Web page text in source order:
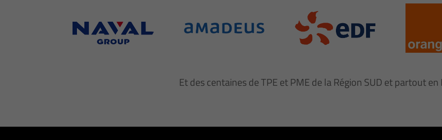
Et des centaines de TPE et PME de la Région SUD et partout